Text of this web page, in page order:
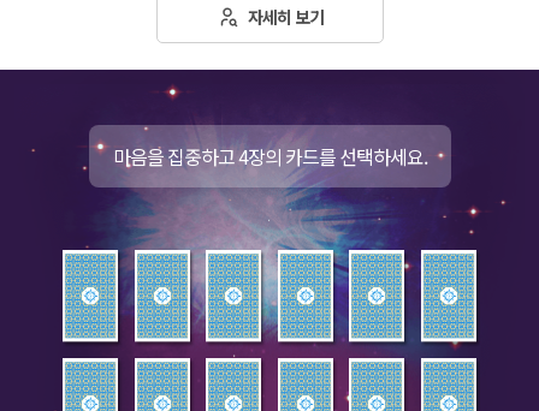
자세히 보기
마음을 집중하고 4장의 카드를 선택하세요.